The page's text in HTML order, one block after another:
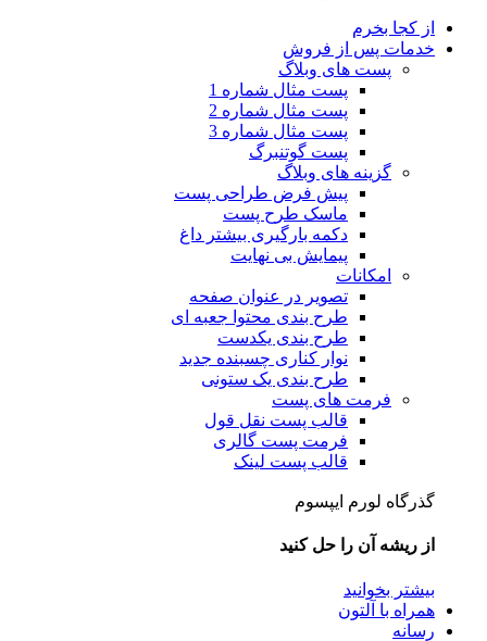
از کجا بخرم
خدمات پس از فروش
پست های وبلاگ
پست مثال شماره 1
پست مثال شماره 2
پست مثال شماره 3
پست گوتنبرگ
گزینه های وبلاگ
پیش فرض طراحی پست
ماسک طرح پست
دکمه بارگیری بیشتر داغ
پیمایش بی نهایت
امکانات
تصویر در عنوان صفحه
طرح بندی محتوا جعبه ای
طرح بندی یکدست
نوار کناری چسبنده جدید
طرح بندی یک ستونی
فرمت های پست
قالب پست نقل قول
فرمت پست گالری
قالب پست لینک
گذرگاه لورم ایپسوم
از ریشه آن را حل کنید
بیشتر بخوانید
همراه با آلتون
رسانه